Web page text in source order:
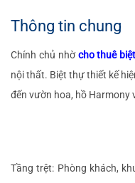
Thông tin chung
Chính chủ nhờcho thuê
nội thất. Biệt thự thiết kế
đến vườn hoa, hồ Harmony
Tầng trệt: Phòng khách,